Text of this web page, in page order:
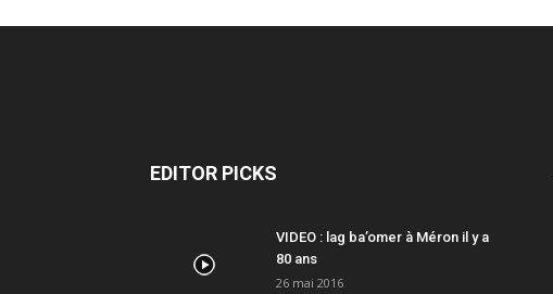
EDITOR PICKS
VIDEO : lag ba’omer à Méron il y a
80 ans
26 mai 2016